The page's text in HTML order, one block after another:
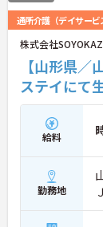
通所介護（デイサービ
株式会社
【山形県
ステイにて
給料
勤務地